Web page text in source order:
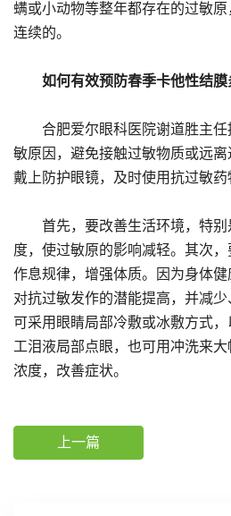
螨或小动物等整年都存在的过敏
连续的。
如何有效预防春季卡他性结膜
合肥爱尔眼科医院谢道胜主任
敏原因，避免接触过敏物质或远
戴上防护眼镜，及时使用抗过敏药
首先，要改善生活环境，特别
度，使过敏原的影响减轻。其次
作息规律，增强体质。因为身体
对抗过敏发作的潜能提高，并减少
可采用眼睛局部冷敷或冰敷方式
工泪液局部点眼，也可用冲洗来
浓度，改善症状。
上一篇